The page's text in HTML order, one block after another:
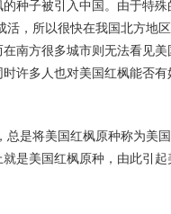
种子被引入中国。由于特
，所以很快在我国北方地
南方很多城市则无法看见
许多人也对美国红枫能否有
是将美国红枫原种称为美
是美国红枫原种，由此引起